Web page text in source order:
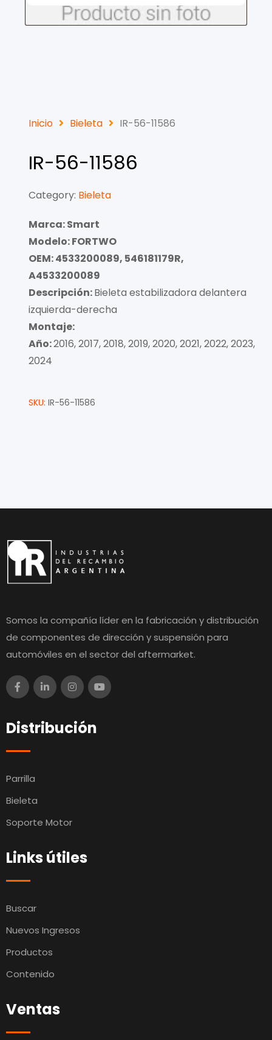
Inicio Bieleta IR-56-11586
IR-56-11586
Category: Bieleta
Marca: Smart
Modelo: FORTWO
OEM: 4533200089, 546181179R,
A4533200089
Descripción:Bieleta estabilizadora delantera
izquierda-derecha
Montaje:
Año:2016, 2017, 2018, 2019, 2020, 2021, 2022, 2023,
2024
SKU: IR-56-11586
Somos la compañía líder en la fabricación y distribución
de componentes de dirección y suspensión para
automóviles en el sector del aftermarket.
Distribución
Parrilla
Bieleta
Soporte Motor
Links útiles
Buscar
Nuevos Ingresos
Productos
Contenido
Ventas